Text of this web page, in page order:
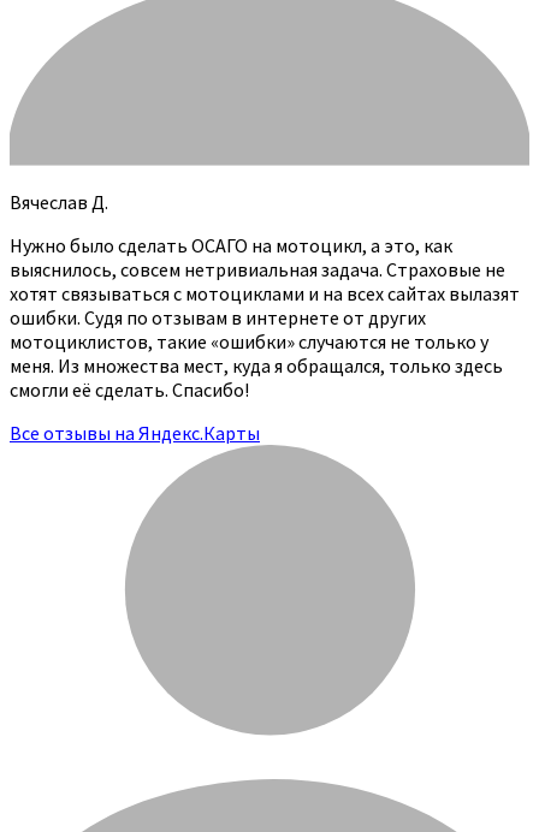
Вячеслав Д.
Нужно было сделать ОСАГО на мотоцикл, а это, как
выяснилось, совсем нетривиальная задача. Страховые не
хотят связываться с мотоциклами и на всех сайтах вылазят
ошибки. Судя по отзывам в интернете от других
мотоциклистов, такие «ошибки» случаются не только у
меня. Из множества мест, куда я обращался, только здесь
смогли её сделать. Спасибо!
Все отзывы на Яндекс.Карты